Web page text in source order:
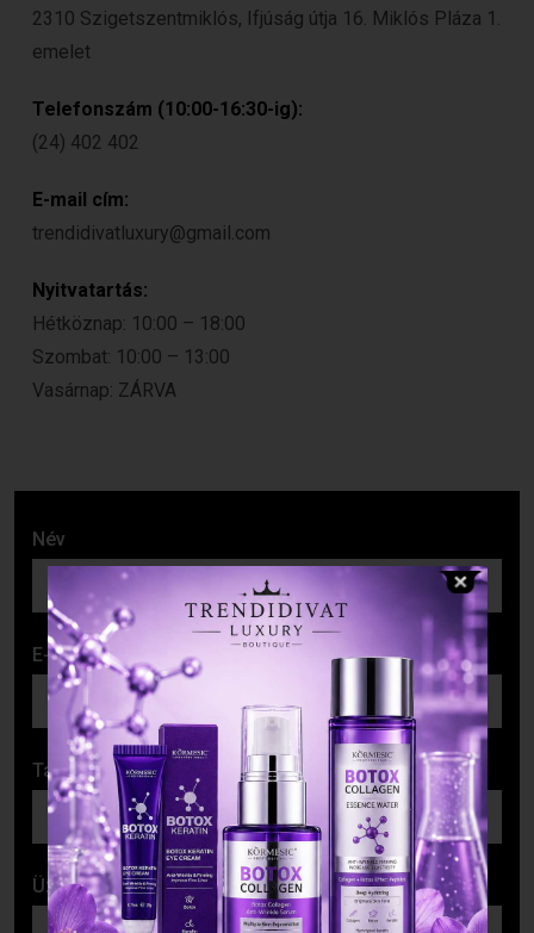
Név
E-mail cím
Tárgy
Üzenet
2310 Szigetszentmiklós, Ifjúság útja 16. Miklós Pláza 1.
emelet
Telefonszám (10:00-16:30-ig):
(24) 402 402
E-mail cím:
trendidivatluxury@gmail.com
Nyitvatartás:
Hétköznap: 10:00 – 18:00
Szombat: 10:00 – 13:00
Vasárnap: ZÁRVA